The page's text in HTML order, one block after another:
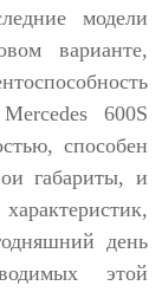
модели
варианте,
600S
способен
габариты, и
день
этой